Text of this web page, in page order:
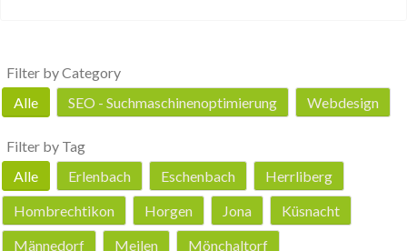
Filter by Category
Alle
SEO - Suchmaschinenoptimierung Webdesign
Filter by Tag
Alle
Erlenbach Eschenbach
Herrliberg
Hombrechtikon
Horgen Jona
Küsnacht
Männedorf
Meilen Mönchaltorf